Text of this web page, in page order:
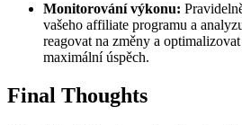
Monitorování výkonu:
vašeho affiliate programu a
reagovat na změny a
maximální úspěch.
Final Thoughts